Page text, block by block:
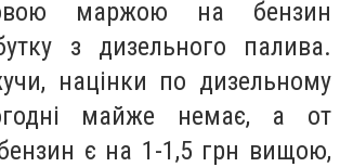
маржою на бензин
з дизельного палива.
націнки по дизельному
майже немає, а от
є на 1-1,5 грн вищою,